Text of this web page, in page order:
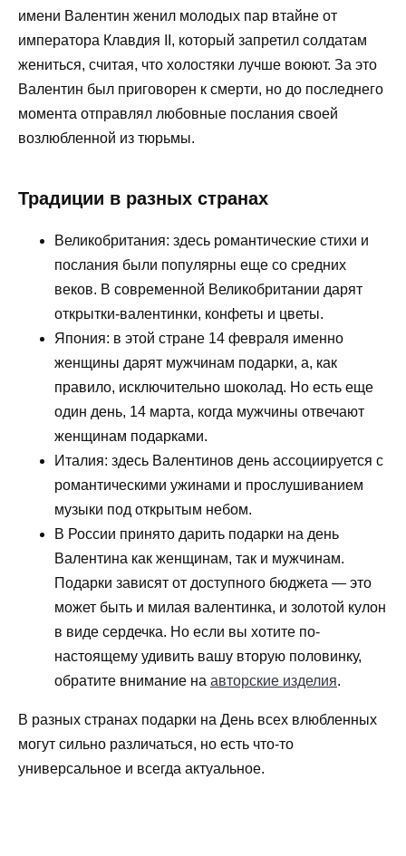
имени Валентин женил молодых пар втайне от
императора Клавдия II, который запретил солдатам
жениться, считая, что холостяки лучше воюют. За это
Валентин был приговорен к смерти, но до последнего
момента отправлял любовные послания своей
возлюбленной из тюрьмы.
Традиции в разных странах
Великобритания: здесь романтические стихи и
послания были популярны еще со средних
веков. В современной Великобритании дарят
открытки-валентинки, конфеты и цветы.
Япония: в этой стране 14 февраля именно
женщины дарят мужчинам подарки, а, как
правило, исключительно шоколад. Но есть еще
один день, 14 марта, когда мужчины отвечают
женщинам подарками.
Италия: здесь Валентинов день ассоциируется с
романтическими ужинами и прослушиванием
музыки под открытым небом.
В России принято дарить подарки на день
Валентина как женщинам, так и мужчинам.
Подарки зависят от доступного бюджета — это
может быть и милая валентинка, и золотой кулон
в виде сердечка. Но если вы хотите по-
настоящему удивить вашу вторую половинку,
обратите внимание на авторские изделия.
В разных странах подарки на День всех влюбленных
могут сильно различаться, но есть что-то
универсальное и всегда актуальное.